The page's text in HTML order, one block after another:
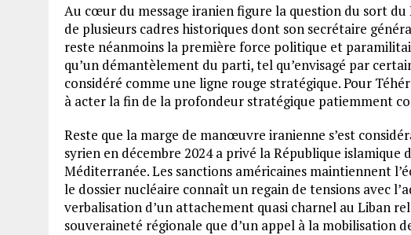
Au cœur du message iranien figure la question du sort
de plusieurs cadres historiques dont son secrétaire
reste néanmoins la première force politique et
qu’un démantèlement du parti, tel qu’envisagé par
considéré comme une ligne rouge stratégique. Pour
à acter la fin de la profondeur stratégique patiemment
Reste que la marge de manœuvre iranienne s’est
syrien en décembre 2024 a privé la République
Méditerranée. Les sanctions américaines maintiennent
le dossier nucléaire connaît un regain de tensions avec
verbalisation d’un attachement quasi charnel au Liban
souveraineté régionale que d’un appel à la mobilisation